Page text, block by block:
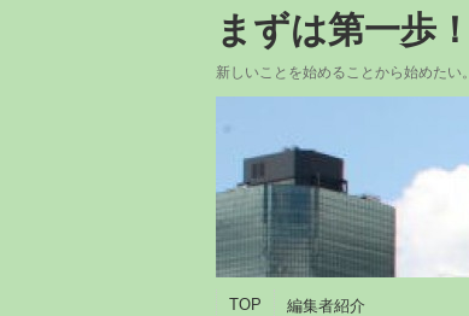
まずは第一歩！
新しいことを始めることから始めたい。
TOP 編集者紹介